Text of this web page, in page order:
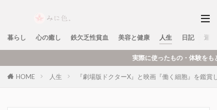
暮らし 心の癒し 鉄欠乏性貧血 美容と健康 人生 日記 運
実際に使ったもの・体験をもとに、暮らし・美容・
HOME 人生 『劇場版ドクターX』と映画『働く細胞』を鑑賞